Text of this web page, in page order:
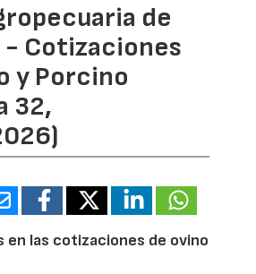
de
- Cotizaciones
y Porcino
32,
en las cotizaciones de ovino